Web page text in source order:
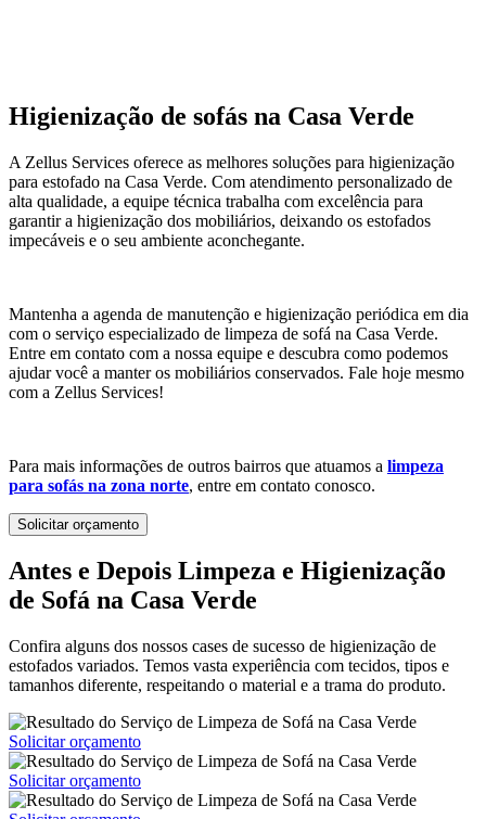
Higienização de sofás na Casa Verde
A Zellus Services oferece as melhores soluções para higienização
para estofado na Casa Verde. Com atendimento personalizado de
alta qualidade, a equipe técnica trabalha com excelência para
garantir a higienização dos mobiliários, deixando os estofados
impecáveis e o seu ambiente aconchegante.
Mantenha a agenda de manutenção e higienização periódica em dia
com o serviço especializado de limpeza de sofá na Casa Verde.
Entre em contato com a nossa equipe e descubra como podemos
ajudar você a manter os mobiliários conservados. Fale hoje mesmo
com a Zellus Services!
Para mais informações de outros bairros que atuamos a limpeza
para sofás na zona norte, entre em contato conosco.
Solicitar orçamento
Antes e Depois Limpeza e Higienização
de Sofá na Casa Verde
Confira alguns dos nossos cases de sucesso de higienização de
estofados variados. Temos vasta experiência com tecidos, tipos e
tamanhos diferente, respeitando o material e a trama do produto.
Solicitar orçamento
Solicitar orçamento